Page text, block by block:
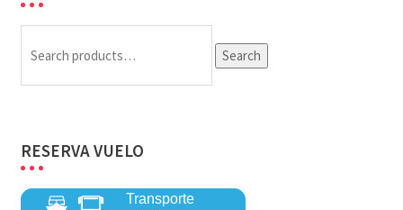
for:
Search
RESERVA VUELO
Transporte